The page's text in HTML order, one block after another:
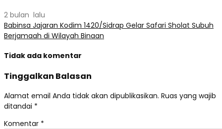
2 bulan lalu
Babinsa Jajaran Kodim 1420/Sidrap Gelar Safari Sholat Subuh
Berjamaah di Wilayah Binaan
Tidak ada komentar
Tinggalkan Balasan
Alamat email Anda tidak akan dipublikasikan. Ruas yang wajib
ditandai *
Komentar *